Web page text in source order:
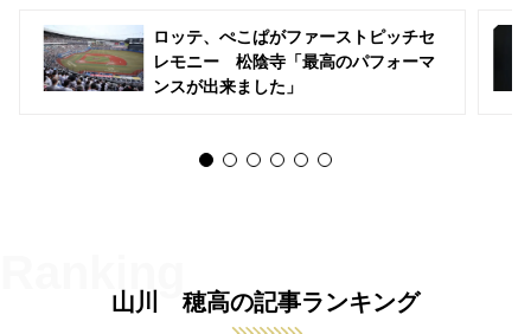
ロッテ、ぺこぱがファーストピッチセ
レモニー 松陰寺「最高のパフォーマ
ンスが出来ました」
山川 穂高の記事ランキング